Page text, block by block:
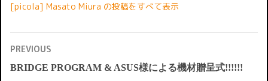
[picola] Masato Miura の投稿をすべて表示
投
稿
ビ
PREVIOUS
Previous
BRIDGE PROGRAM & ASUS様による機材贈呈式!!!!!!